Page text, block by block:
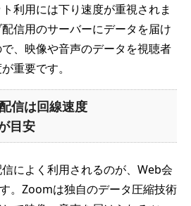
利用には下り速度が重視されま
信用のサーバーにデータを届け
、映像や音声のデータを視聴者
重要です。
信は回線速度
目安
によく利用されるのが、Web会
。Zoomは独自のデータ圧縮技術